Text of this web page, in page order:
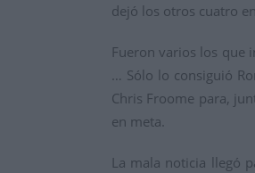
dejó los otros cuatro
Fueron varios los que
… Sólo lo consiguió
Chris Froome para,
en meta.
La mala noticia llegó